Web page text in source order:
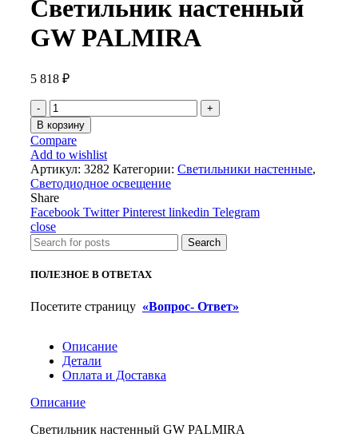
Светильник настенный
GW PALMIRA
5 818 ₽
Количество
товара
Светильник
настенный
GW
PALMIRA
В корзину
Compare
Add to wishlist
Артикул: 3282 Категории: Светильники настенные,
Светодиодное освещение
Share
Facebook Twitter Pinterest linkedin Telegram
close
Search
ПОЛЕЗНОЕ В ОТВЕТАХ
Посетите страницу «Вопрос- Ответ»
Описание
Детали
Оплата и Доставка
Описание
Светильник настенный GW PALMIRA